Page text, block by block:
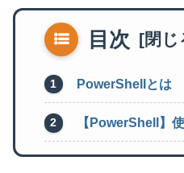
目次
PowerShellとは
【PowerShell】